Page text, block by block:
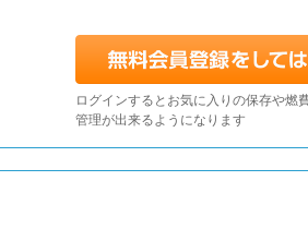
ログインするとお気に入りの保存や燃
管理が出来るようになります